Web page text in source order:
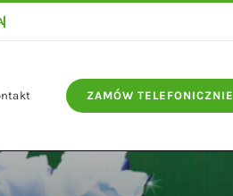
ZAMÓW TELEFONICZNIE